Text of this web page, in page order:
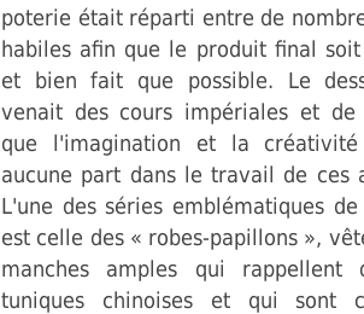
poterie était réparti entre de
habiles afin que le produit final soit
et bien fait que possible. Le
venait des cours impériales et
que l'imagination et la
aucune part dans le travail de ces
L'une des séries emblématiques
est celle des « robes-papillons »,
manches amples qui rappellent
tuniques chinoises et qui sont